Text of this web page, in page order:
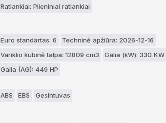
Ratlankiai: Plieniniai ratlankiai
Euro standartas: 6
Techninė apžiūra: 2026-12-16
Variklio kubinė talpa: 12809 cm3
Galia (kW): 330 KW
Galia (AG): 449 HP
ABS EBS Gesintuvas